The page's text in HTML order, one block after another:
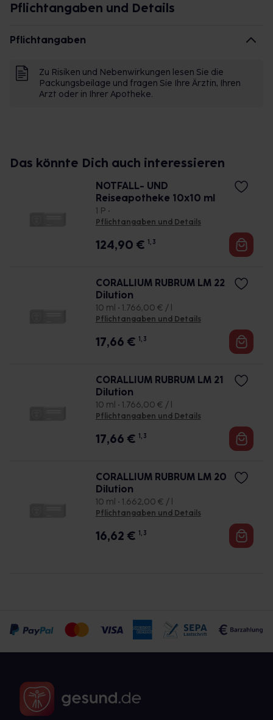
Pflichtangaben und Details
Pflichtangaben
Zu Risiken und Nebenwirkungen lesen Sie die
Packungsbeilage und fragen Sie Ihre Ärztin, Ihren
Arzt oder in Ihrer Apotheke.
Das könnte Dich auch interessieren
NOTFALL- UND
Reiseapotheke 10x10 ml
1 P •
Pflichtangaben und Details
124,90 € 1, 3
CORALLIUM RUBRUM LM 22
Dilution
10 ml • 1.766,00 € / l
Pflichtangaben und Details
17,66 € 1, 3
CORALLIUM RUBRUM LM 21
Dilution
10 ml • 1.766,00 € / l
Pflichtangaben und Details
17,66 € 1, 3
CORALLIUM RUBRUM LM 20
Dilution
10 ml • 1.662,00 € / l
Pflichtangaben und Details
16,62 € 1, 3